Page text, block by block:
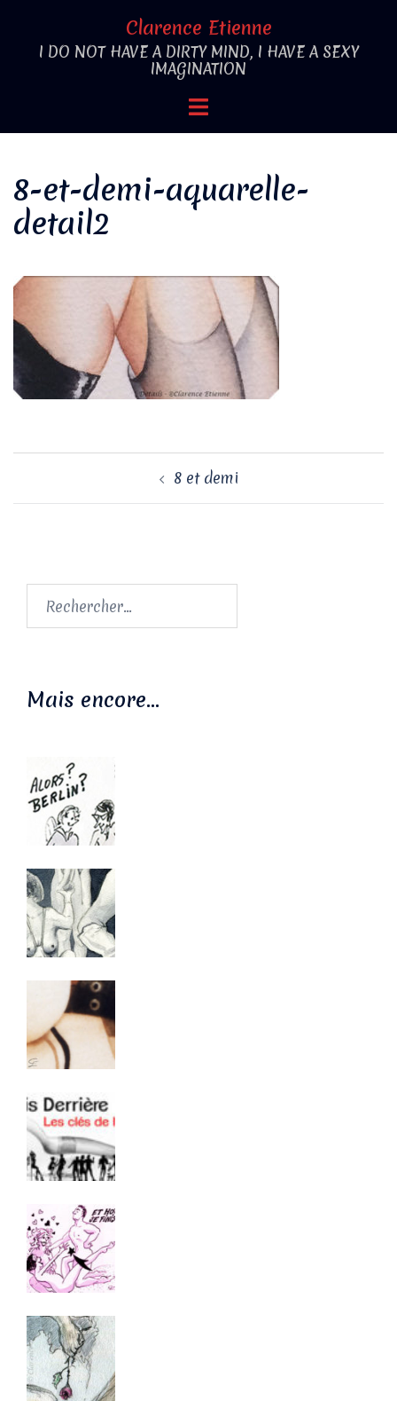
contenu
Clarence Etienne
I DO NOT HAVE A DIRTY MIND, I HAVE A SEXY
IMAGINATION
Ouvrir/fermer
8-et-demi-aquarelle-
detail2
8 et demi
Rechercher :
Mais encore…